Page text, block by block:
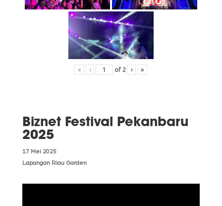
« ‹ of 2 › »
Biznet Festival Pekanbaru
2025
17 Mei 2025
Lapangan Riau Garden